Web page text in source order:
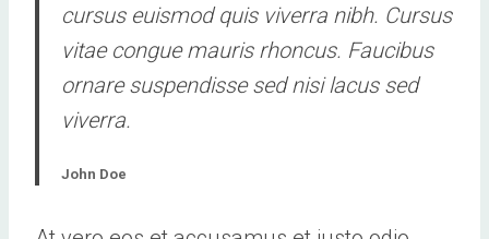
cursus euismod quis viverra nibh. Cursus
vitae congue mauris rhoncus. Faucibus
ornare suspendisse sed nisi lacus sed
viverra.
John Doe